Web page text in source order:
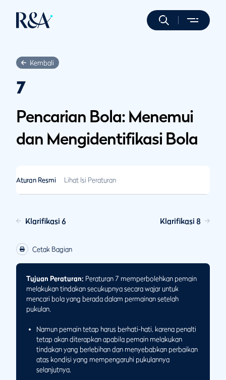
Kembali
7
Pencarian Bola: Menemui
dan Mengidentifikasi Bola
Aturan Resmi Lihat Isi Peraturan
Klarifikasi 6 Klarifikasi 8
Cetak Bagian
Tujuan Peraturan: Peraturan 7 memperbolehkan pemain
melakukan tindakan secukupnya secara wajar untuk
mencari bola yang berada dalam permainan setelah
pukulan.
Namun pemain tetap harus berhati-hati, karena penalti
tetap akan diterapkan apabila pemain melakukan
tindakan yang berlebihan dan menyebabkan perbaikan
atas kondisi yang mempengaruhi pukulannya
selanjutnya.